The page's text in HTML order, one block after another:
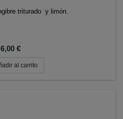
triturado y limón.
Precio
6,00 €
al carrito